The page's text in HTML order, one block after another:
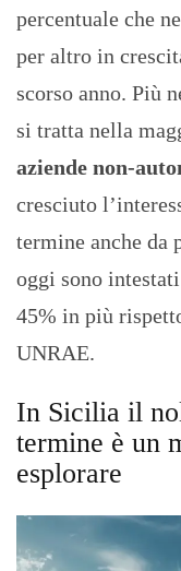
percentuale che
per altro in
scorso anno. Più
si tratta nella
aziende non-
cresciuto
termine anche da
oggi sono
45% in più
UNRAE.
In Sicilia il
termine è un
esplorare